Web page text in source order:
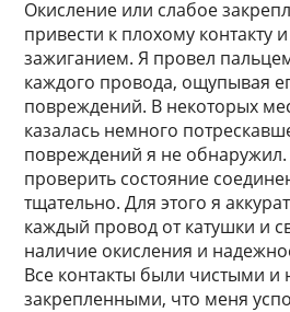
Окисление или слабое
привести к плохому контакту
зажиганием. Я провел
каждого провода, ощупывая
повреждений. В некоторых
казалась немного
повреждений я не
проверить состояние
тщательно. Для этого я
каждый провод от катушки и
наличие окисления и
Все контакты были чистыми и
закрепленными, что меня